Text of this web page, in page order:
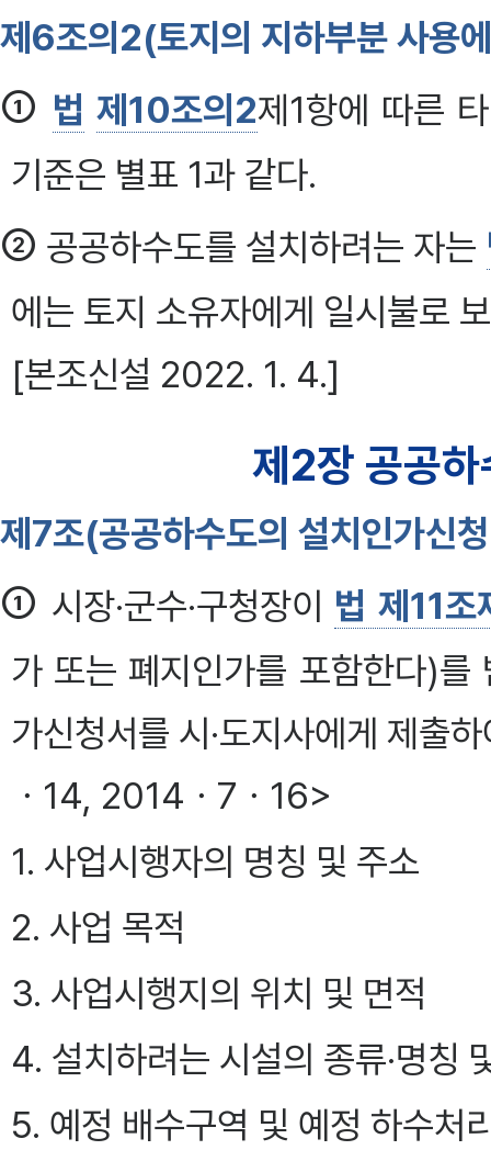
제6조의2(토지의 지하부분 사용
① 법 제10조의2제1항에 따른
기준은 별표 1과 같다.
② 공공하수도를 설치하려는 자는
에는 토지 소유자에게 일시불로
[본조신설 2022. 1. 4.]
제2장 공공
제7조(공공하수도의 설치인가신
① 시장·군수·구청장이 법 제11
가 또는 폐지인가를 포함한다)
가신청서를 시·도지사에게 제출
ㆍ14, 2014ㆍ7ㆍ16>
1. 사업시행자의 명칭 및 주소
2. 사업 목적
3. 사업시행지의 위치 및 면적
4. 설치하려는 시설의 종류·명칭
5. 예정 배수구역 및 예정 하수처